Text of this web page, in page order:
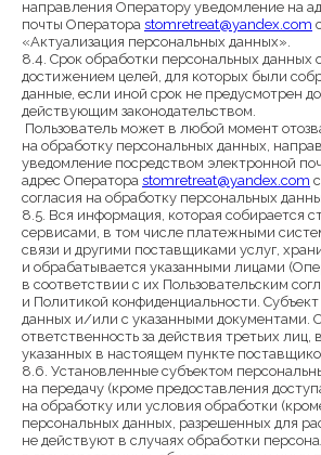
направления Оператору уведомление на
почты Оператора stomretreat@yandex.com
«Актуализация персональных данных».
8.4. Срок обработки персональных данных
достижением целей, для которых были
данные, если иной срок не предусмотрен
действующим законодательством.
Пользователь может в любой момент
на обработку персональных данных,
уведомление посредством электронной
адрес Оператора stomretreat@yandex.com
согласия на обработку персональных
8.5. Вся информация, которая собирается
сервисами, в том числе платежными
связи и другими поставщиками услуг,
и обрабатывается указанными лицами
в соответствии с их Пользовательским
и Политикой конфиденциальности.
данных и/или с указанными документами.
ответственность за действия третьих лиц,
указанных в настоящем пункте
8.6. Установленные субъектом
на передачу (кроме предоставления
на обработку или условия обработки
персональных данных, разрешенных для
не действуют в случаях обработки